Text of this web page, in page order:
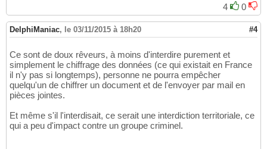
4
0
DelphiManiac, le 03/11/2015 à 18h20 #4
Ce sont de doux rêveurs, à moins d'interdire purement et
simplement le chiffrage des données (ce qui existait en France
il n'y pas si longtemps), personne ne pourra empêcher
quelqu'un de chiffrer un document et de l'envoyer par mail en
pièces jointes.
Et même s'il l'interdisait, ce serait une interdiction territoriale, ce
qui a peu d'impact contre un groupe criminel.